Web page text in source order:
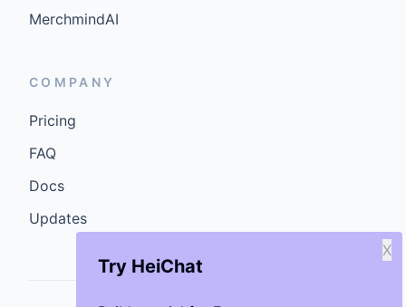
Try HeiChat
X
MerchmindAI
COMPANY
Pricing
FAQ
Docs
Updates